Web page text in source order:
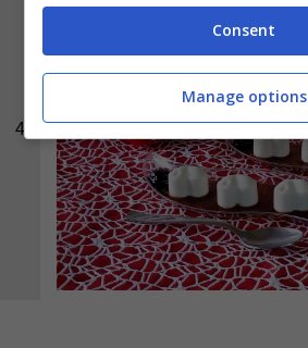
4
Consent
Manage options